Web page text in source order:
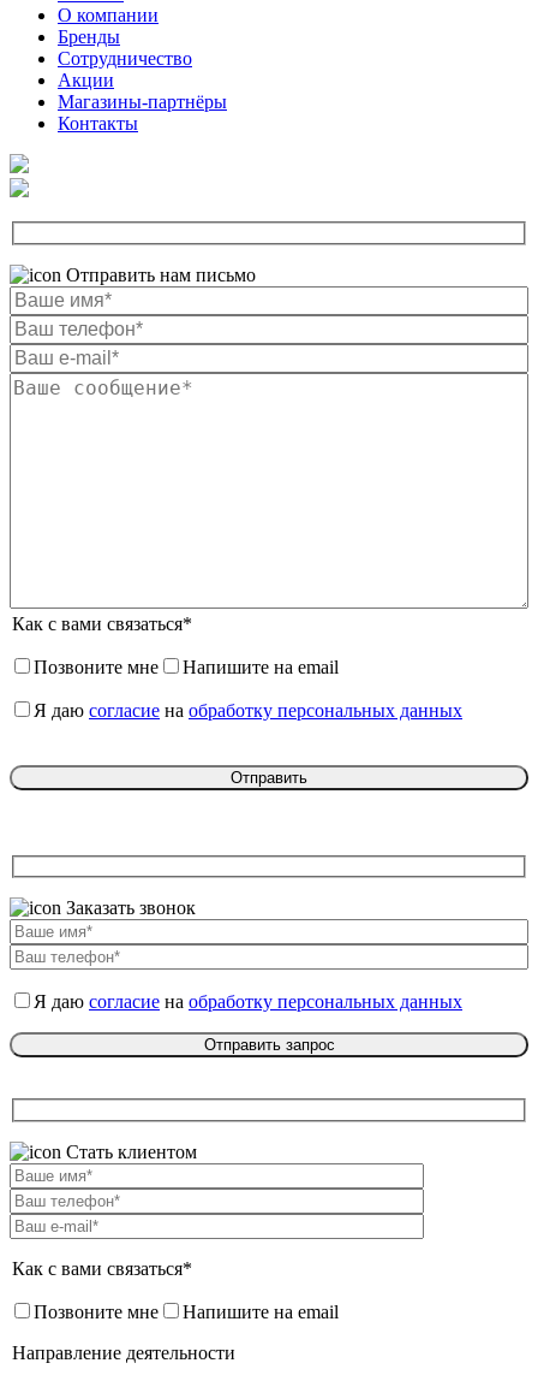
О компании
Бренды
Сотрудничество
Акции
Магазины-партнёры
Контакты
Отправить нам письмо
Как с вами связаться*
Позвоните мне Напишите на email
Я даю согласие на обработку персональных данных
Заказать звонок
Я даю согласие на обработку персональных данных
Стать клиентом
Как с вами связаться*
Позвоните мне
Напишите на email
Направление деятельности